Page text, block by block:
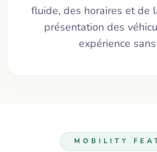
fluide, des horaires et de
présentation des
expérience
MOBILITY